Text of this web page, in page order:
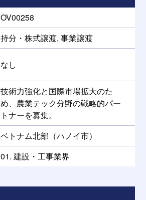
OV00258
持分・株式譲渡, 事業譲渡
なし
技術力強化と国際市場拡大のた
め、農業テック分野の戦略的パー
トナーを募集。
ベトナム北部（ハノイ市）
01. 建設・工事業界